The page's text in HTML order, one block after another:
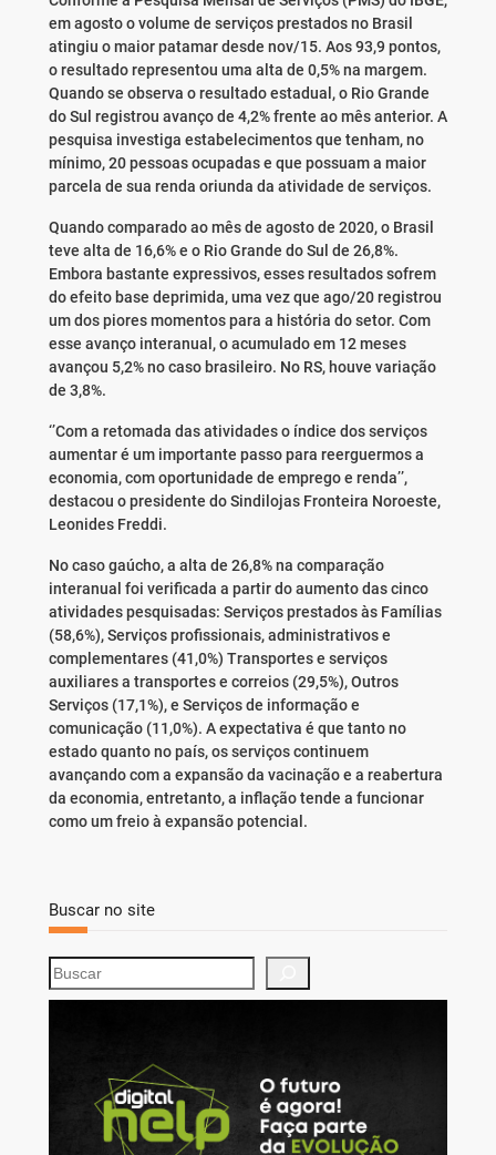
em agosto o volume de serviços prestados no Brasil
atingiu o maior patamar desde nov/15. Aos 93,9 pontos,
o resultado representou uma alta de 0,5% na margem.
Quando se observa o resultado estadual, o Rio Grande
do Sul registrou avanço de 4,2% frente ao mês anterior. A
pesquisa investiga estabelecimentos que tenham, no
mínimo, 20 pessoas ocupadas e que possuam a maior
parcela de sua renda oriunda da atividade de serviços.
Quando comparado ao mês de agosto de 2020, o Brasil
teve alta de 16,6% e o Rio Grande do Sul de 26,8%.
Embora bastante expressivos, esses resultados sofrem
do efeito base deprimida, uma vez que ago/20 registrou
um dos piores momentos para a história do setor. Com
esse avanço interanual, o acumulado em 12 meses
avançou 5,2% no caso brasileiro. No RS, houve variação
de 3,8%.
‘’Com a retomada das atividades o índice dos serviços
aumentar é um importante passo para reerguermos a
economia, com oportunidade de emprego e renda’’,
destacou o presidente do Sindilojas Fronteira Noroeste,
Leonides Freddi.
No caso gaúcho, a alta de 26,8% na comparação
interanual foi verificada a partir do aumento das cinco
atividades pesquisadas: Serviços prestados às Famílias
(58,6%), Serviços profissionais, administrativos e
complementares (41,0%) Transportes e serviços
auxiliares a transportes e correios (29,5%), Outros
Serviços (17,1%), e Serviços de informação e
comunicação (11,0%). A expectativa é que tanto no
estado quanto no país, os serviços continuem
avançando com a expansão da vacinação e a reabertura
da economia, entretanto, a inflação tende a funcionar
como um freio à expansão potencial.
Buscar no site
S
e